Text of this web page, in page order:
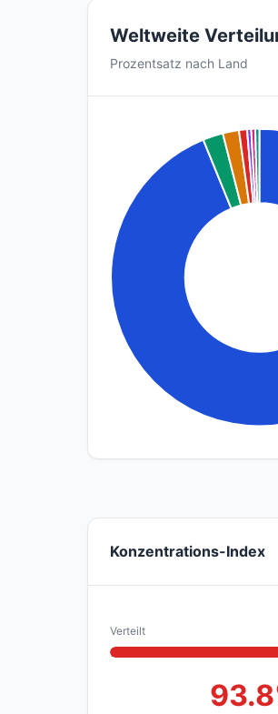
Weltweite
Prozentsatz nach Land
Konzentrations-Index
Verteilt